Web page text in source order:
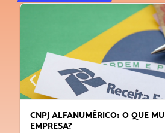
CNPJ ALFANUMÉRICO: O QUE
EMPRESA?